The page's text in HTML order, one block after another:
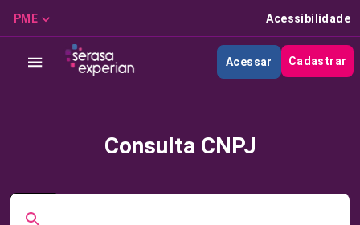
PME Acessibilidade
Acessar Cadastrar
Consulta CNPJ